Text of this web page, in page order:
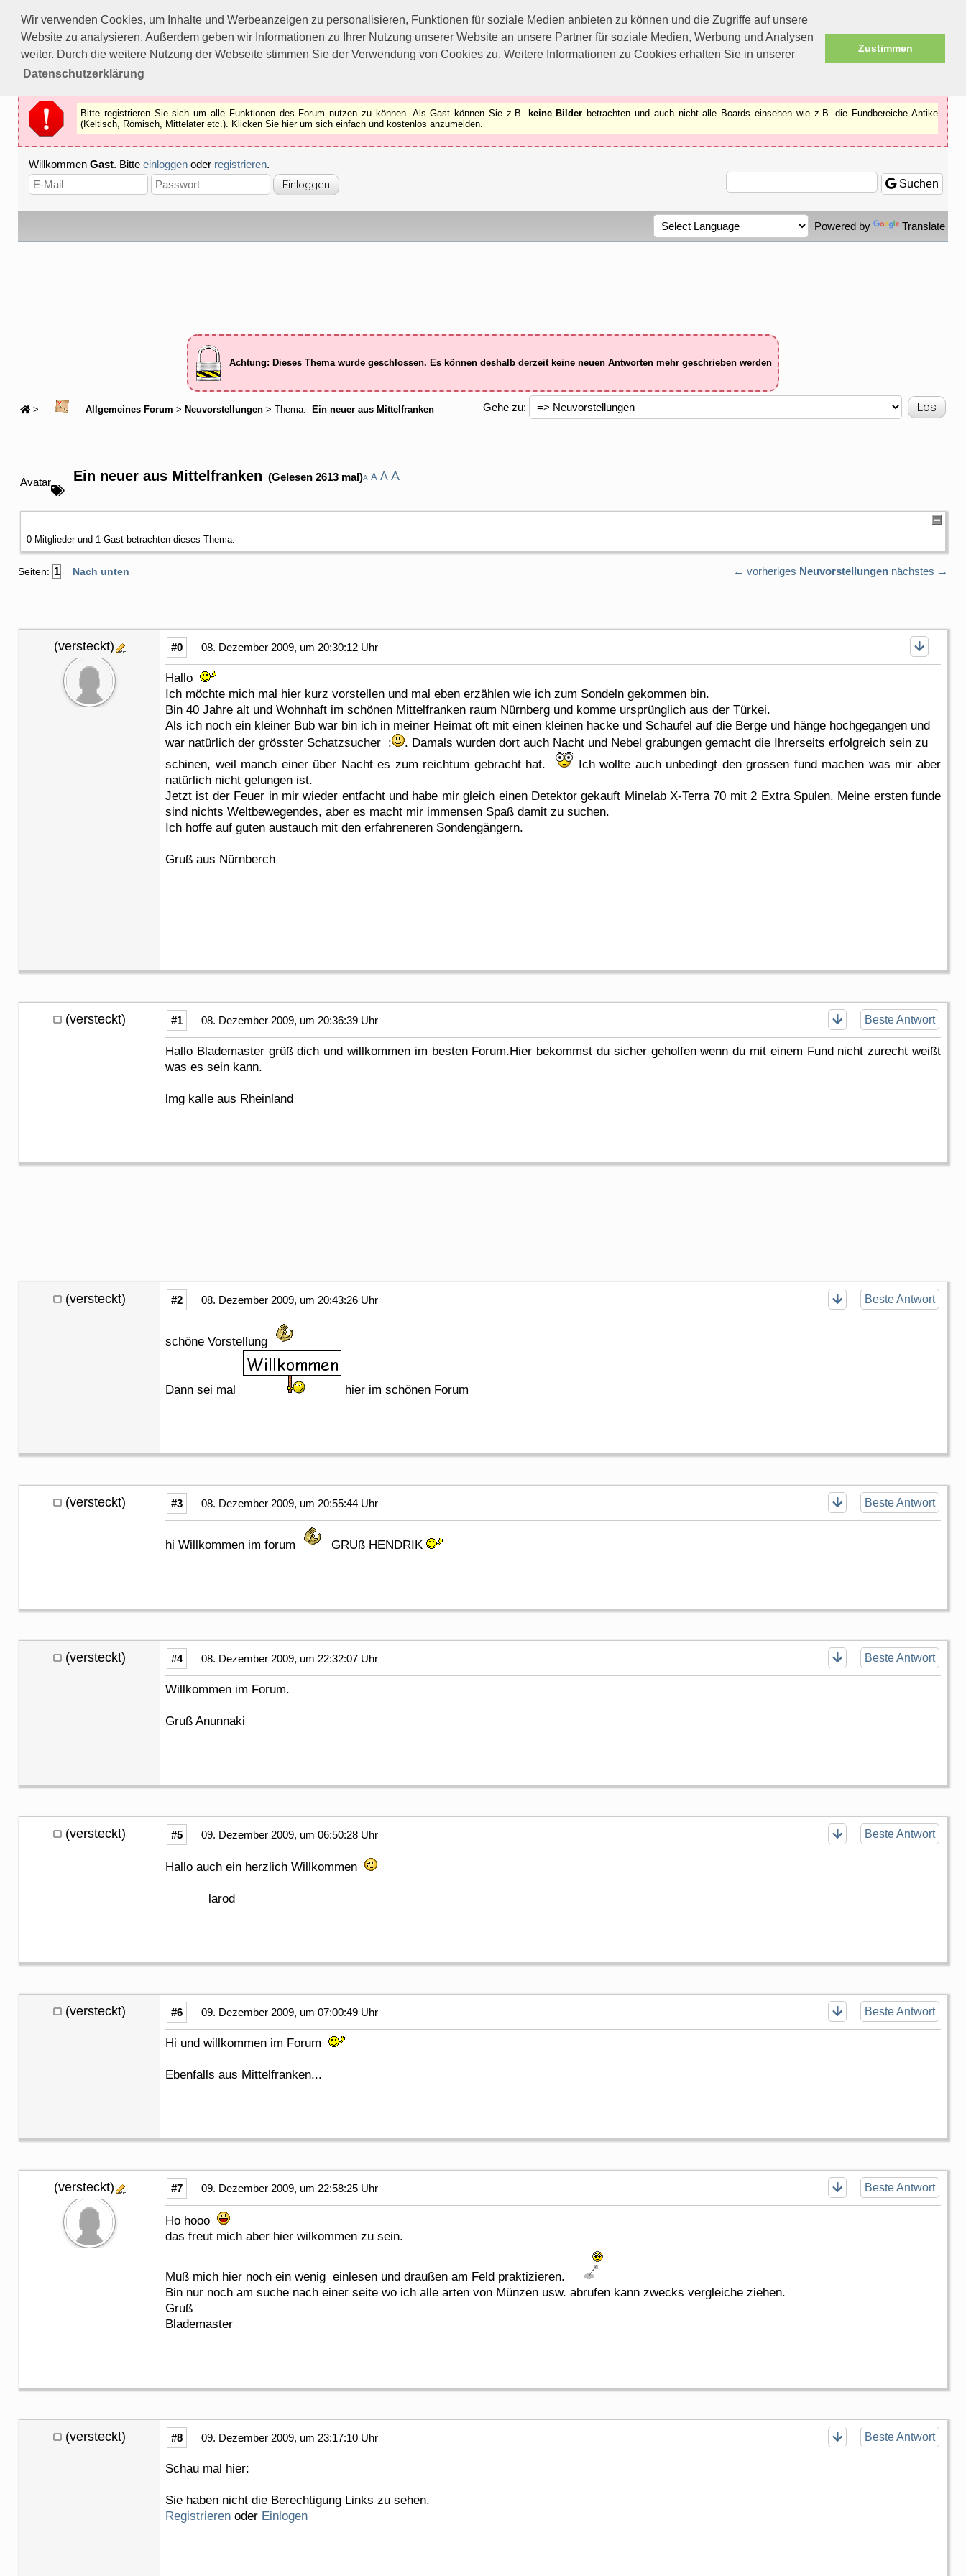
Wir verwenden Cookies, um Inhalte und Werbeanzeigen zu personalisieren, Funktionen für soziale Medien anbieten zu können und die Zugriffe auf unsere
Website zu analysieren. Außerdem geben wir Informationen zu Ihrer Nutzung unserer Website an unsere Partner für soziale Medien, Werbung und Analysen
weiter. Durch die weitere Nutzung der Webseite stimmen Sie der Verwendung von Cookies zu. Weitere Informationen zu Cookies erhalten Sie in unserer
Datenschutzerklärung
Zustimmen
Bitte registrieren Sie sich um alle Funktionen des Forums nutzen zu können.
Als Gast können Sie z.B.keine Bilderbetrachten.
Registrieren
Schliessen
Bitte registrieren Sie sich um alle Funktionen des Forum nutzen zu können. Als Gast können Sie z.B. keine Bilder betrachten und auch nicht alle Boards einsehen wie z.B. die Fundbereiche Antike
(Keltisch, Römisch, Mittelater etc.). Klicken Sie hier um sich einfach und kostenlos anzumelden.
Willkommen Gast. Bitte einloggen oder registrieren.
Suchen
Powered by Translate
Achtung: Dieses Thema wurde geschlossen. Es können deshalb derzeit keine neuen Antworten mehr geschrieben werden
> Allgemeines Forum > Neuvorstellungen > Thema: Ein neuer aus Mittelfranken Gehe zu:
Avatar Ein neuer aus Mittelfranken (Gelesen 2613 mal)A A A A
0 Mitglieder und 1 Gast betrachten dieses Thema.
Seiten: 1 Nach unten ← vorheriges Neuvorstellungen nächstes →
(versteckt) #0 08. Dezember 2009, um 20:30:12 Uhr
Hallo
Ich möchte mich mal hier kurz vorstellen und mal eben erzählen wie ich zum Sondeln gekommen bin.
Bin 40 Jahre alt und Wohnhaft im schönen Mittelfranken raum Nürnberg und komme ursprünglich aus der Türkei.
Als ich noch ein kleiner Bub war bin ich in meiner Heimat oft mit einen kleinen hacke und Schaufel auf die Berge und hänge hochgegangen und
war natürlich der grösster Schatzsucher :
. Damals wurden dort auch Nacht und Nebel grabungen gemacht die Ihrerseits erfolgreich sein zu
schinen, weil manch einer über Nacht es zum reichtum gebracht hat.
Ich wollte auch unbedingt den grossen fund machen was mir aber
natürlich nicht gelungen ist.
Jetzt ist der Feuer in mir wieder entfacht und habe mir gleich einen Detektor gekauft Minelab X-Terra 70 mit 2 Extra Spulen. Meine ersten funde
sind nichts Weltbewegendes, aber es macht mir immensen Spaß damit zu suchen.
Ich hoffe auf guten austauch mit den erfahreneren Sondengängern.
Gruß aus Nürnberch
(versteckt) #1 08. Dezember 2009, um 20:36:39 Uhr Beste Antwort
Hallo Blademaster grüß dich und willkommen im besten Forum.Hier bekommst du sicher geholfen wenn du mit einem Fund nicht zurecht weißt
was es sein kann.
lmg kalle aus Rheinland
(versteckt) #2 08. Dezember 2009, um 20:43:26 Uhr Beste Antwort
schöne Vorstellung
Dann sei mal hier im schönen Forum
(versteckt) #3 08. Dezember 2009, um 20:55:44 Uhr Beste Antwort
hi Willkommen im forum GRUß HENDRIK
(versteckt) #4 08. Dezember 2009, um 22:32:07 Uhr Beste Antwort
Willkommen im Forum.
Gruß Anunnaki
(versteckt) #5 09. Dezember 2009, um 06:50:28 Uhr Beste Antwort
Hallo auch ein herzlich Willkommen
larod
(versteckt) #6 09. Dezember 2009, um 07:00:49 Uhr Beste Antwort
Hi und willkommen im Forum
Ebenfalls aus Mittelfranken...
(versteckt) #7 09. Dezember 2009, um 22:58:25 Uhr Beste Antwort
Ho hooo
das freut mich aber hier wilkommen zu sein.
Muß mich hier noch ein wenig einlesen und draußen am Feld praktizieren.
Bin nur noch am suche nach einer seite wo ich alle arten von Münzen usw. abrufen kann zwecks vergleiche ziehen.
Gruß
Blademaster
(versteckt) #8 09. Dezember 2009, um 23:17:10 Uhr Beste Antwort
Schau mal hier:
Sie haben nicht die Berechtigung Links zu sehen.
Registrieren oder Einlogen